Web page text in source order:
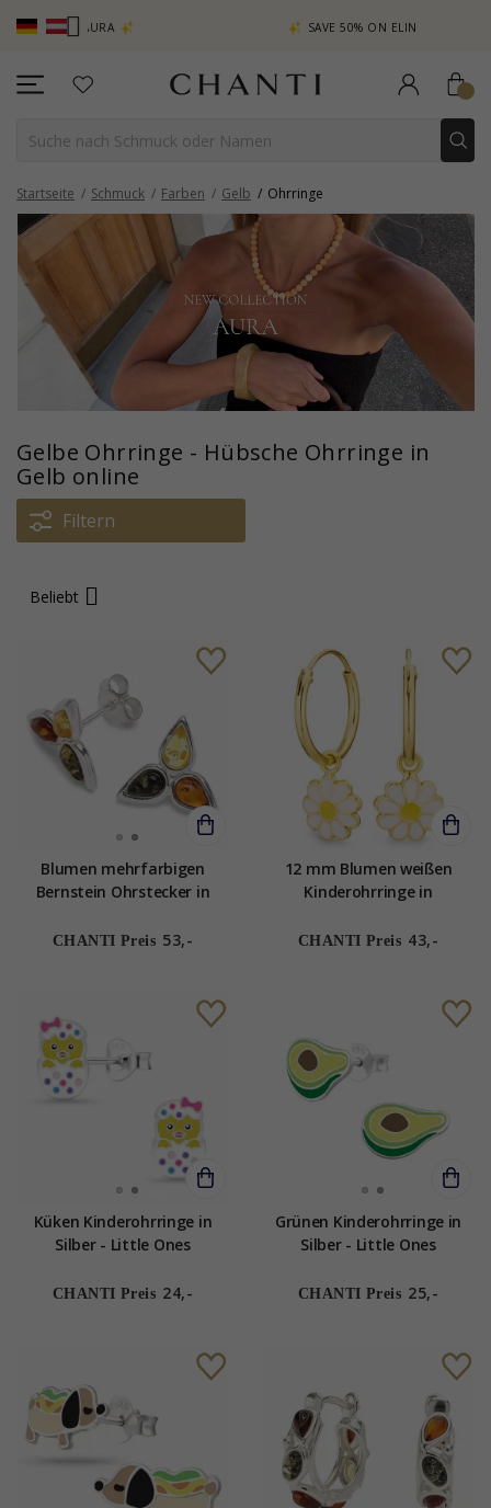
SAVE 50% ON ELINÉ
Startseite Schmuck Farben Gelb Ohrringe
Gelbe Ohrringe - Hübsche Ohrringe in
Gelb online
Filtern
Beliebt
Blumen mehrfarbigen
Bernstein Ohrstecker in
CHANTI Preis 53,-
12 mm Blumen weißen
Kinderohrringe in
Ones
CHANTI Preis 43,-
Küken Kinderohrringe in
Silber - Little Ones
CHANTI Preis 24,-
Grünen Kinderohrringe in
Silber - Little Ones
CHANTI Preis 25,-